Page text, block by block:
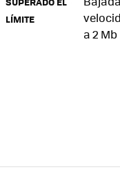
LÍMITE
a 2 Mb